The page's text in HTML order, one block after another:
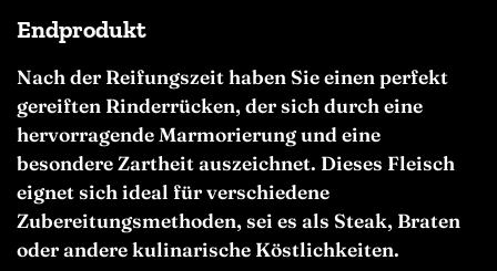
Endprodukt
Nach der Reifungszeit haben Sie einen perfekt
gereiften Rinderrücken, der sich durch eine
hervorragende Marmorierung und eine
besondere Zartheit auszeichnet. Dieses Fleisch
eignet sich ideal für verschiedene
Zubereitungsmethoden, sei es als Steak, Braten
oder andere kulinarische Köstlichkeiten.